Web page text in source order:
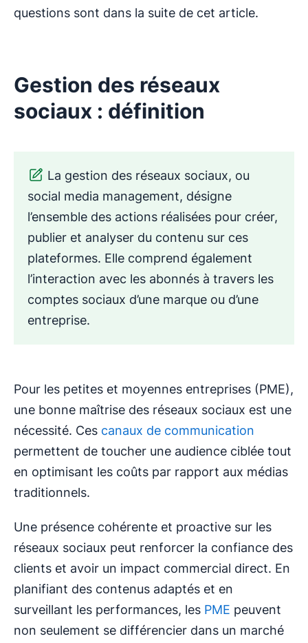
questions sont dans la suite de cet article.
Gestion des réseaux
sociaux : définition
La gestion des réseaux sociaux, ou
social media management, désigne
l’ensemble des actions réalisées pour créer,
publier et analyser du contenu sur ces
plateformes. Elle comprend également
l’interaction avec les abonnés à travers les
comptes sociaux d’une marque ou d’une
entreprise.
Pour les petites et moyennes entreprises (PME),
une bonne maîtrise des réseaux sociaux est une
nécessité. Ces canaux de communication
permettent de toucher une audience ciblée tout
en optimisant les coûts par rapport aux médias
traditionnels.
Une présence cohérente et proactive sur les
réseaux sociaux peut renforcer la confiance des
clients et avoir un impact commercial direct. En
planifiant des contenus adaptés et en
surveillant les performances, les PME peuvent
non seulement se différencier dans un marché